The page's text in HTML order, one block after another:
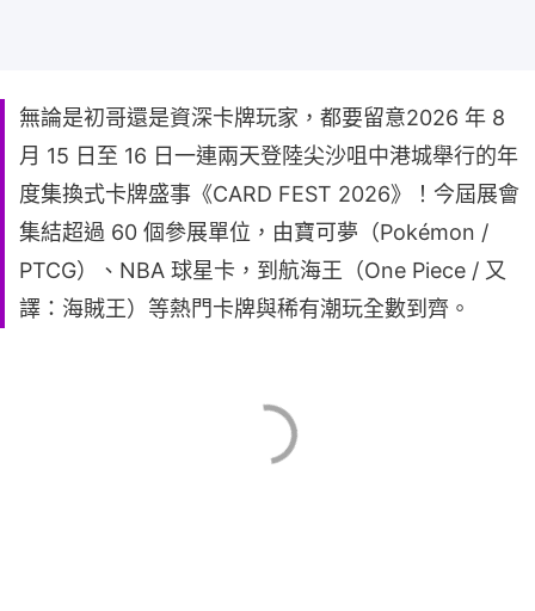
無論是初哥還是資深卡牌玩家，都要留意2026 年 8
月 15 日至 16 日一連兩天登陸尖沙咀中港城舉行的年
度集換式卡牌盛事《CARD FEST 2026》！今屆展會
集結超過 60 個參展單位，由寶可夢（Pokémon /
PTCG）、NBA 球星卡，到航海王（One Piece / 又
譯：海賊王）等熱門卡牌與稀有潮玩全數到齊。